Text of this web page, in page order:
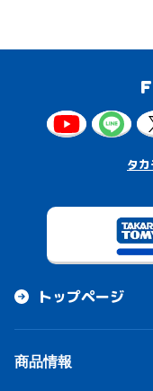
タ
トップページ
商品情報